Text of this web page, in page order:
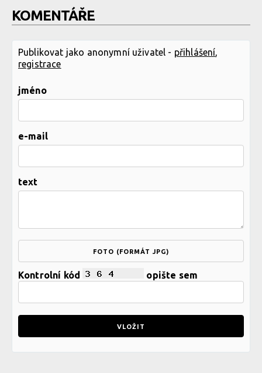
KOMENTÁŘE
Publikovat jako anonymní uživatel - přihlášení,
registrace
jméno
e-mail
text
FOTO (FORMÁT JPG)
Kontrolní kód opište sem